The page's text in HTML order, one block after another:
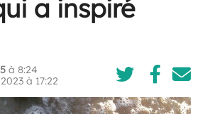
a inspiré
à 8:24
à 17:22